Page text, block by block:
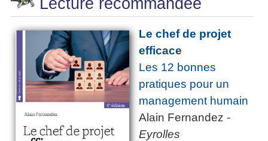
Le chef de projet
efficace
Les 12 bonnes
pratiques pour un
management humain
Alain Fernandez -
Eyrolles